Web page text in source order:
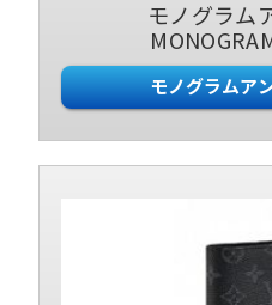
モノグラム
モノグラムア